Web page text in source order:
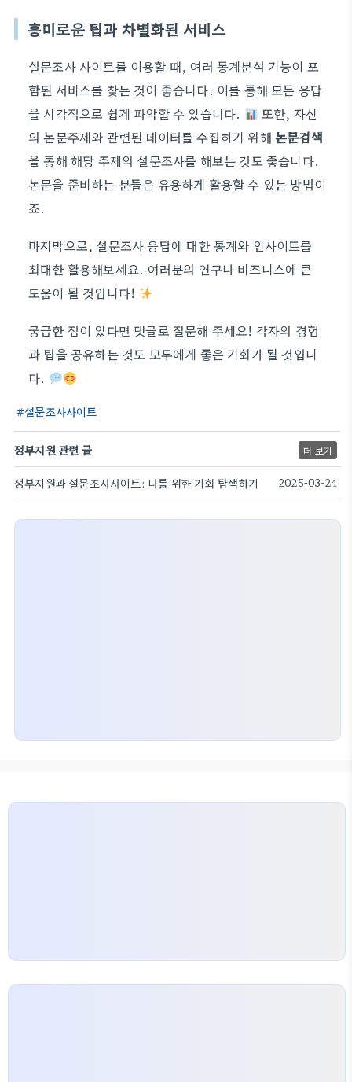
흥미로운 팁과 차별화된 서비스
설문조사 사이트를 이용할 때, 여러 통계분석 기능이 포
함된 서비스를 찾는 것이 좋습니다. 이를 통해 모든 응답
을 시각적으로 쉽게 파악할 수 있습니다.
또한, 자신
의 논문주제와 관련된 데이터를 수집하기 위해 논문검색
을 통해 해당 주제의 설문조사를 해보는 것도 좋습니다.
논문을 준비하는 분들은 유용하게 활용할 수 있는 방법이
죠.
마지막으로, 설문조사 응답에 대한 통계와 인사이트를
최대한 활용해보세요. 여러분의 연구나 비즈니스에 큰
도움이 될 것입니다!
궁금한 점이 있다면 댓글로 질문해 주세요! 각자의 경험
과 팁을 공유하는 것도 모두에게 좋은 기회가 될 것입니
다.
설문조사사이트
정부지원 관련 글 더 보기
정부지원과 설문조사사이트: 나를 위한 기회 탐색하기 2025-03-24